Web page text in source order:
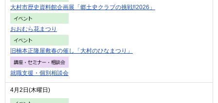
大村市歴史資料館企画展「郷土史クラブの挑戦‼2026」
おおむら花まつり
旧楠本正隆屋敷春の催し「大村のひなまつり」
就職支援・個別相談会
4月2日(木曜日)